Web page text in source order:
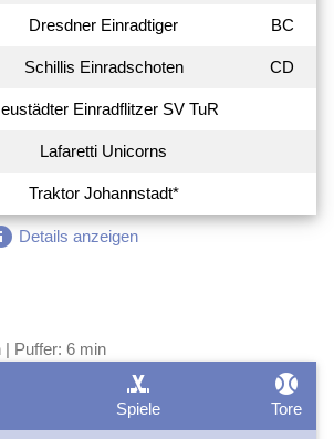
Dresdner Einradtiger BC
Schillis Einradschoten CD
Einradflitzer SV TuR
Lafaretti Unicorns
Traktor Johannstadt*
Details anzeigen
| Puffer: 6 min
sports_hockey
Spiele
sports_baseball
Tore